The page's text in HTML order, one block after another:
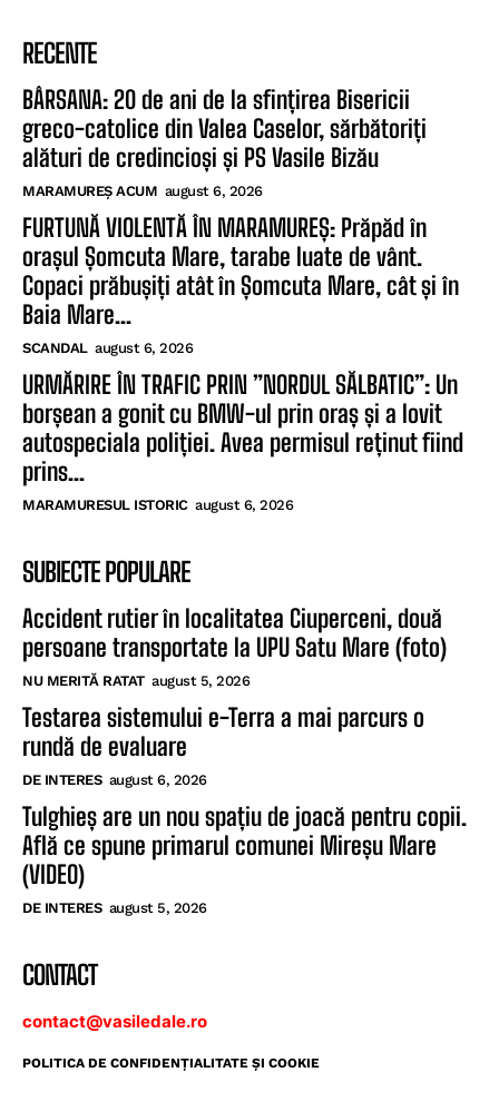
RECENTE
BÂRSANA: 20 de ani de la sfințirea Bisericii
greco-catolice din Valea Caselor, sărbătoriți
alături de credincioși și PS Vasile Bizău
MARAMUREȘ ACUM august 6, 2026
FURTUNĂ VIOLENTĂ ÎN MARAMUREȘ: Prăpăd în
orașul Șomcuta Mare, tarabe luate de vânt.
Copaci prăbușiți atât în Șomcuta Mare, cât și în
Baia Mare...
SCANDAL august 6, 2026
URMĂRIRE ÎN TRAFIC PRIN ”NORDUL SĂLBATIC”: Un
borșean a gonit cu BMW-ul prin oraș și a lovit
autospeciala poliției. Avea permisul reținut fiind
prins...
MARAMURESUL ISTORIC august 6, 2026
SUBIECTE POPULARE
Accident rutier în localitatea Ciuperceni, două
persoane transportate la UPU Satu Mare (foto)
NU MERITĂ RATAT august 5, 2026
Testarea sistemului e-Terra a mai parcurs o
rundă de evaluare
DE INTERES august 6, 2026
Tulghieș are un nou spațiu de joacă pentru copii.
Află ce spune primarul comunei Mireșu Mare
(VIDEO)
DE INTERES august 5, 2026
CONTACT
contact@vasiledale.ro
POLITICA DE CONFIDENŢIALITATE ŞI COOKIE